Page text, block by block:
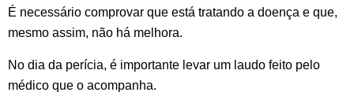
É necessário comprovar que está tratando a doença e que,
mesmo assim, não há melhora.
No dia da perícia, é importante levar um laudo feito pelo
médico que o acompanha.